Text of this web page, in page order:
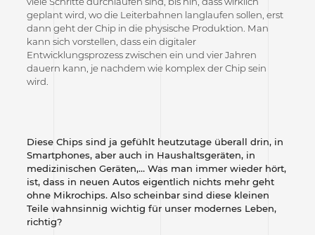
geplant wird, wo die Leiterbahnen langlaufen sollen, erst
dann geht der Chip in die physische Produktion. Man
kann sich vorstellen, dass ein digitaler
Entwicklungsprozess zwischen ein und vier Jahren
dauern kann, je nachdem wie komplex der Chip sein
wird.
Diese Chips sind ja gefühlt heutzutage überall drin, in
Smartphones, aber auch in Haushaltsgeräten, in
medizinischen Geräten,… Was man immer wieder hört,
ist, dass in neuen Autos eigentlich nichts mehr geht
ohne Mikrochips. Also scheinbar sind diese kleinen
Teile wahnsinnig wichtig für unser modernes Leben,
richtig?